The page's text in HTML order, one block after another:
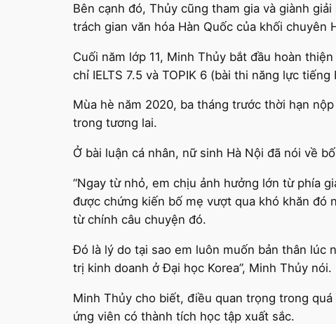
Bên cạnh đó, Thủy cũng tham gia và giành
trách gian văn hóa Hàn Quốc của khối
Cuối năm lớp 11, Minh Thủy bắt đầu hoàn
chỉ IELTS 7.5 và TOPIK 6 (bài thi năng lực tiếng
Mùa hè năm 2020, ba tháng trước thời hạn
trong tương lai.
Ở bài luận cá nhân, nữ sinh Hà Nội đã nói về
“Ngay từ nhỏ, em chịu ảnh hưởng lớn từ phía
được chứng kiến bố mẹ vượt qua khó khăn đó
từ chính câu chuyện đó.
Đó là lý do tại sao em luôn muốn bản thân lúc
trị kinh doanh ở Đại học Korea”, Minh Thủy nói.
Minh Thủy cho biết, điều quan trọng trong
ứng viên có thành tích học tập xuất sắc.